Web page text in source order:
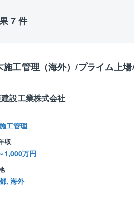
7 件
施工管理（海外）/プライム上
設工業株式会社
工管理
収
1,000万円
, 海外